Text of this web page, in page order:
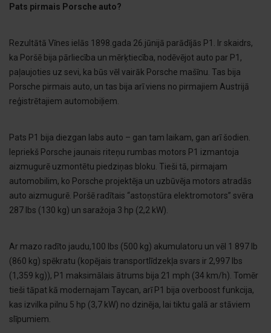
Pats pirmais Porsche auto?
Rezultātā Vīnes ielās 1898.gada 26.jūnijā parādījās P1. Ir skaidrs,
ka Poršē bija pārliecība un mērķtiecība, nodēvējot auto par P1,
paļaujoties uz sevi, ka būs vēl vairāk Porsche mašīnu. Tas bija
Porsche pirmais auto, un tas bija arī viens no pirmajiem Austrijā
reģistrētajiem automobiļiem.
Pats P1 bija diezgan labs auto – gan tam laikam, gan arī šodien.
Iepriekš Porsche jaunais riteņu rumbas motors P1 izmantoja
aizmugurē uzmontētu piedziņas bloku. Tieši tā, pirmajam
automobilim, ko Porsche projektēja un uzbūvēja motors atradās
auto aizmugurē. Poršē radītais “astoņstūra elektromotors” svēra
287 lbs (130 kg) un saražoja 3 hp (2,2 kW).
Ar mazo radīto jaudu,100 lbs (500 kg) akumulatoru un vēl 1 897 lb
(860 kg) spēkratu (kopējais transportlīdzekļa svars ir 2,997 lbs
(1,359 kg)), P1 maksimālais ātrums bija 21 mph (34 km/h). Tomēr
tieši tāpat kā modernajam Taycan, arī P1 bija overboost funkcija,
kas izvilka pilnu 5 hp (3,7 kW) no dzinēja, lai tiktu galā ar stāviem
slīpumiem.